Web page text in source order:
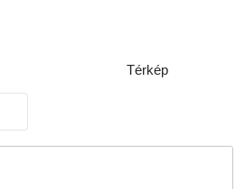
Térkép